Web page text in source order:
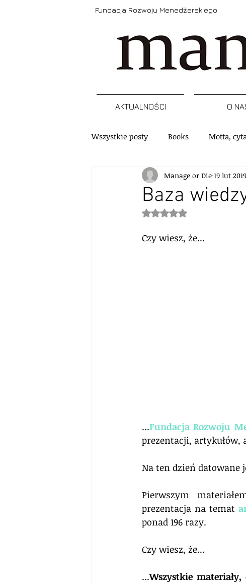
Fundacja Rozwoju Menedżerskiego
AKTUALNOŚCI O
Wszystkie posty Books Motta,
Narzędzia Refleksja
Szkolenia, programy, certyfikacje
Baza
Manage or Die 19 lut 2019
Oceniono na NaN z 5
Czy wiesz, że...
...Fundacja Rozwoju
prezentacji,
Na ten dzień datowane
Pierwszym
prezentacja na temat
ponad 196 razy.
Czy wiesz, że...
...Wszystkie